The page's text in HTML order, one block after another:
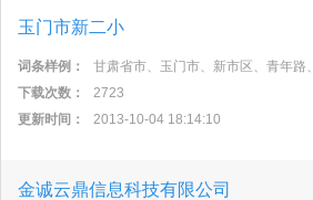
玉门市新二小
词条样例：
甘肃省市、玉门市、新市区、青年路
下载次数：
2723
更新时间：
2013-10-04 18:14:10
金诚云鼎信息科技有限公司